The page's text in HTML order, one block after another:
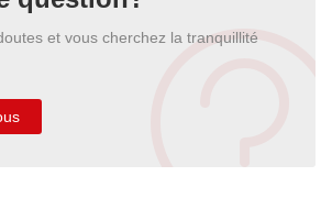
et vous cherchez la tranquillité